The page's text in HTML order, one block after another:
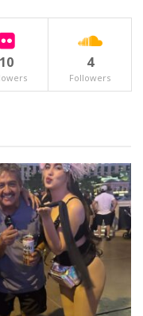
por el
al volcán El
así como
que
Jala.
10 4
Followers